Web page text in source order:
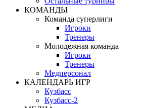
КОМАНДЫ
Команда суперлиги
Игроки
Тренеры
Молодежная команда
Игроки
Тренеры
Медперсонал
КАЛЕНДАРЬ ИГР
Кузбасс
Кузбасс-2